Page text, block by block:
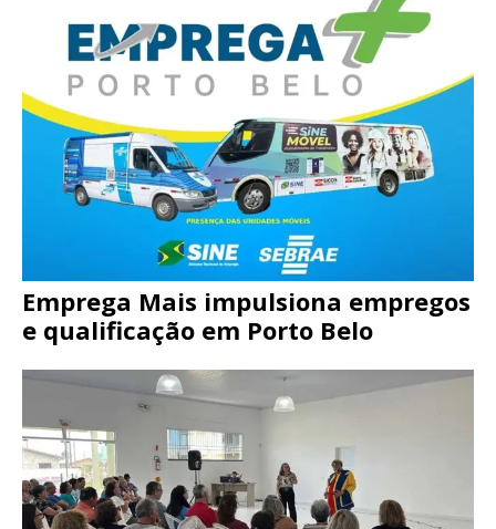
Emprega Mais impulsiona empregos
e qualificação em Porto Belo